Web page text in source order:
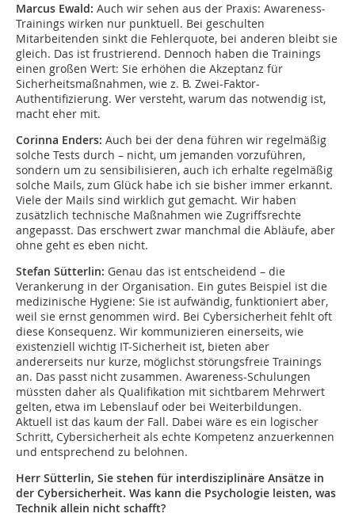
Marcus Ewald: Auch wir sehen aus der Praxis: Awareness-
Trainings wirken nur punktuell. Bei geschulten
Mitarbeitenden sinkt die Fehlerquote, bei anderen bleibt sie
gleich. Das ist frustrierend. Dennoch haben die Trainings
einen großen Wert: Sie erhöhen die Akzeptanz für
Sicherheitsmaßnahmen, wie z. B. Zwei-Faktor-
Authentifizierung. Wer versteht, warum das notwendig ist,
macht eher mit.
Corinna Enders: Auch bei der dena führen wir regelmäßig
solche Tests durch – nicht, um jemanden vorzuführen,
sondern um zu sensibilisieren, auch ich erhalte regelmäßig
solche Mails, zum Glück habe ich sie bisher immer erkannt.
Viele der Mails sind wirklich gut gemacht. Wir haben
zusätzlich technische Maßnahmen wie Zugriffsrechte
angepasst. Das erschwert zwar manchmal die Abläufe, aber
ohne geht es eben nicht.
Stefan Sütterlin: Genau das ist entscheidend – die
Verankerung in der Organisation. Ein gutes Beispiel ist die
medizinische Hygiene: Sie ist aufwändig, funktioniert aber,
weil sie ernst genommen wird. Bei Cybersicherheit fehlt oft
diese Konsequenz. Wir kommunizieren einerseits, wie
existenziell wichtig IT-Sicherheit ist, bieten aber
andererseits nur kurze, möglichst störungsfreie Trainings
an. Das passt nicht zusammen. Awareness-Schulungen
müssten daher als Qualifikation mit sichtbarem Mehrwert
gelten, etwa im Lebenslauf oder bei Weiterbildungen.
Aktuell ist das kaum der Fall. Dabei wäre es ein logischer
Schritt, Cybersicherheit als echte Kompetenz anzuerkennen
und entsprechend zu belohnen.
Herr Sütterlin, Sie stehen für interdisziplinäre Ansätze in
der Cybersicherheit. Was kann die Psychologie leisten, was
Technik allein nicht schafft?